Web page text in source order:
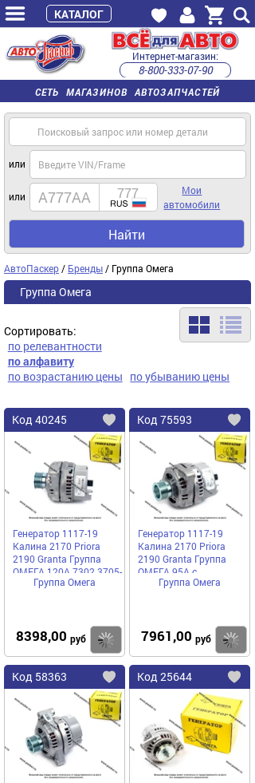
СЕТЬ МАГАЗИНОВ АВТОЗАПЧАСТЕЙ
Интернет-магазин:
8-800-333-07-90
часы работы с 9:00 до 22:00 (пн-пт)
или
или
Мои
автомобили
Найти
АвтоПаскер / Бренды / Группа Омега
Группа Омега
Сортировать:
по релевантности
по алфавиту
по возрастанию цены по убыванию цены
Код 40245
Добавить
в
избранное
Генератор 1117-19
Калина 2170 Priora
2190 Granta Группа
ОМЕГА 120А 7302.3705-
Группа Омега
8398,00 руб Купить
Код 75593
в
Генератор 1117-19
Калина 2170 Priora
2190 Granta Группа
ОМЕГА 95А с
евроразъемом
Группа Омега
7961,00 руб
Код 58363
Добавить
в
избранное
Код 25644
в
КАТАЛОГ